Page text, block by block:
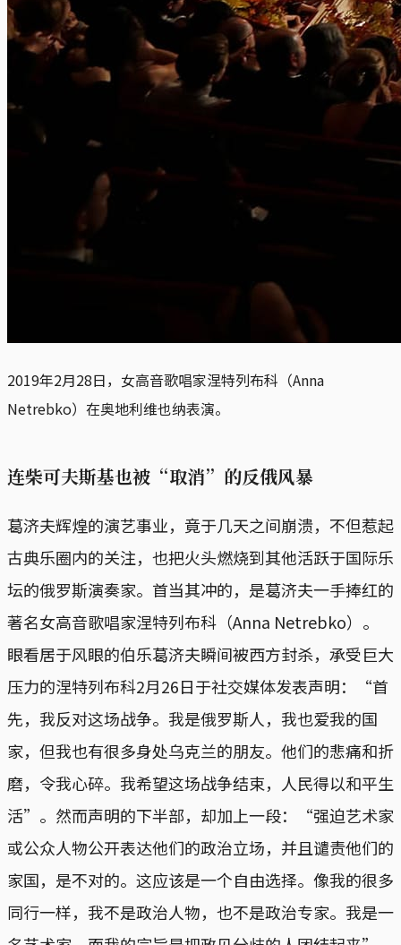
2019年2月28日，女高音歌唱家涅特列布科（Anna
Netrebko）在奥地利维也纳表演。
连柴可夫斯基也被“取消”的反俄风暴
葛济夫辉煌的演艺事业，竟于几天之间崩溃，不但惹起
古典乐圈内的关注，也把火头燃烧到其他活跃于国际乐
坛的俄罗斯演奏家。首当其冲的，是葛济夫一手捧红的
著名女高音歌唱家涅特列布科（Anna Netrebko）。
眼看居于风眼的伯乐葛济夫瞬间被西方封杀，承受巨大
压力的涅特列布科2月26日于社交媒体发表声明：“首
先，我反对这场战争。我是俄罗斯人，我也爱我的国
家，但我也有很多身处乌克兰的朋友。他们的悲痛和折
磨，令我心碎。我希望这场战争结束，人民得以和平生
活”。然而声明的下半部，却加上一段：“强迫艺术家
或公众人物公开表达他们的政治立场，并且谴责他们的
家国，是不对的。这应该是一个自由选择。像我的很多
同行一样，我不是政治人物，也不是政治专家。我是一